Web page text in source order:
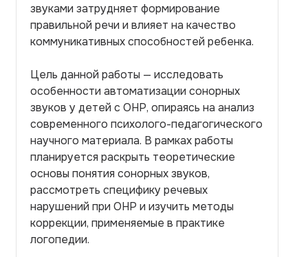
звуками затрудняет формирование
правильной речи и влияет на качество
коммуникативных способностей ребенка.
Цель данной работы — исследовать
особенности автоматизации сонорных
звуков у детей с ОНР, опираясь на анализ
современного психолого-педагогического
научного материала. В рамках работы
планируется раскрыть теоретические
основы понятия сонорных звуков,
рассмотреть специфику речевых
нарушений при ОНР и изучить методы
коррекции, применяемые в практике
логопедии.